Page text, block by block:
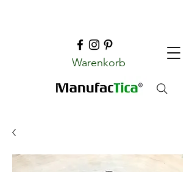
Warenkorb